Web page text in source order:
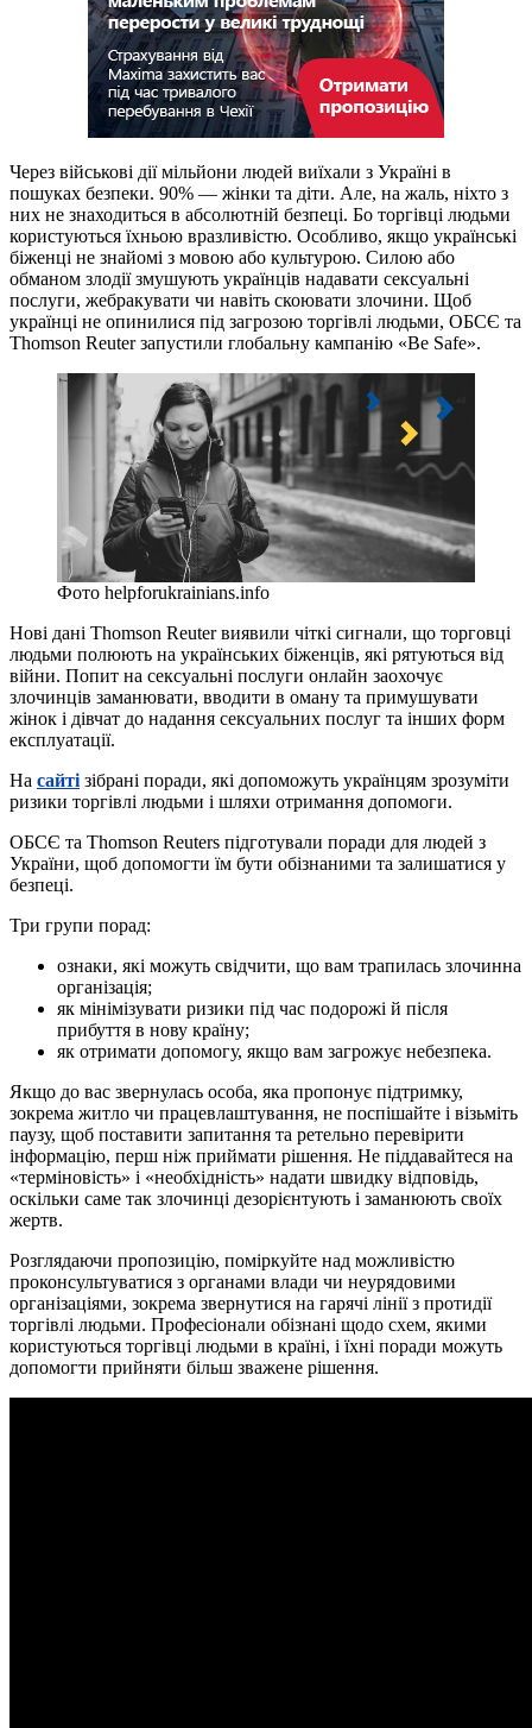
Через військові дії мільйони людей виїхали з Україні в
пошуках безпеки. 90% — жінки та діти. Але, на жаль, ніхто з
них не знаходиться в абсолютній безпеці. Бо торгівці людьми
користуються їхньою вразливістю. Особливо, якщо українські
біженці не знайомі з мовою або культурою. Силою або
обманом злодії змушують українців надавати сексуальні
послуги, жебракувати чи навіть скоювати злочини. Щоб
українці не опинилися під загрозою торгівлі людьми, ОБСЄ та
Thomson Reuter запустили глобальну кампанію «Be Safe».
Фото helpforukrainians.info
Нові дані Thomson Reuter виявили чіткі сигнали, що торговці
людьми полюють на українських біженців, які рятуються від
війни. Попит на сексуальні послуги онлайн заохочує
злочинців заманювати, вводити в оману та примушувати
жінок і дівчат до надання сексуальних послуг та інших форм
експлуатації.
На сайті зібрані поради, які допоможуть українцям зрозуміти
ризики торгівлі людьми і шляхи отримання допомоги.
ОБСЄ та Thomson Reuters підготували поради для людей з
України, щоб допомогти їм бути обізнаними та залишатися у
безпеці.
Три групи порад:
ознаки, які можуть свідчити, що вам трапилась злочинна
організація;
як мінімізувати ризики під час подорожі й після
прибуття в нову країну;
як отримати допомогу, якщо вам загрожує небезпека.
Якщо до вас звернулась особа, яка пропонує підтримку,
зокрема житло чи працевлаштування, не поспішайте і візьміть
паузу, щоб поставити запитання та ретельно перевірити
інформацію, перш ніж приймати рішення. Не піддавайтеся на
«терміновість» і «необхідність» надати швидку відповідь,
оскільки саме так злочинці дезорієнтують і заманюють своїх
жертв.
Розглядаючи пропозицію, поміркуйте над можливістю
проконсультуватися з органами влади чи неурядовими
організаціями, зокрема звернутися на гарячі лінії з протидії
торгівлі людьми. Професіонали обізнані щодо схем, якими
користуються торгівці людьми в країні, і їхні поради можуть
допомогти прийняти більш зважене рішення.